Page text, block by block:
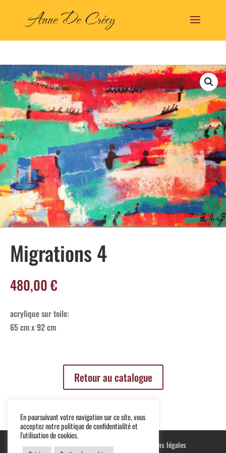
Migrations 4
480,00€
acrylique sur toile:
65 cm x 92 cm
Retour au catalogue
Blog Terre cuite Peintures Mentions légales
En poursuivant votre navigation sur ce site, vous
acceptez notre politique de confidentialité et
l'utilisation de cookies.